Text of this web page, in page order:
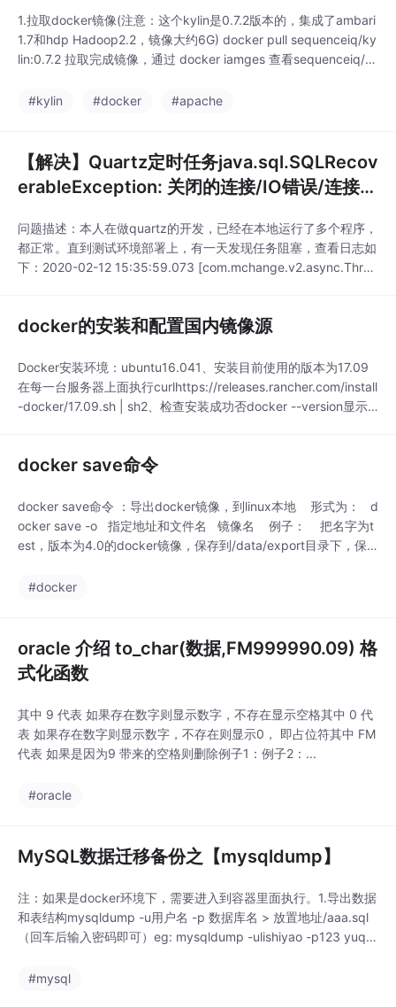
1.拉取docker镜像(注意：这个kylin是0.7.2版本的，集成了ambari
1.7和hdp Hadoop2.2，镜像大约6G) docker pull sequenceiq/ky
lin:0.7.2 拉取完成镜像，通过 docker iamges 查看sequenceiq/k
令...
#kylin #docker #apache
【解决】Quartz定时任务java.sql.SQLRecov
erableException: 关闭的连接/IO错误/连接超
问题描述：本人在做quartz的开发，已经在本地运行了多个程序，
都正常。直到测试环境部署上，有一天发现任务阻塞，查看日志如
下：2020-02-12 15:35:59.073 [com.mchange.v2.async.Threa
docker的安装和配置国内镜像源
Docker安装环境：ubuntu16.041、安装目前使用的版本为17.09
在每一台服务器上面执行curlhttps://releases.rancher.com/install
-docker/17.09.sh | sh2、检查安装成功否docker --version显示
docker save命令
docker save命令 ：导出docker镜像，到linux本地 形式为： d
ocker save -o 指定地址和文件名 镜像名 例子： 把名字为t
est，版本为4.0的docker镜像，保存到/data/export目录下，保
es...
#docker
oracle 介绍 to_char(数据,FM999990.09) 格
式化函数
其中 9 代表 如果存在数字则显示数字，不存在显示空格其中 0 代
表 如果存在数字则显示数字，不存在则显示0， 即占位符其中 FM
代表 如果是因为9 带来的空格则删除例子1：例子2：...
#oracle
MySQL数据迁移备份之【mysqldump】
注：如果是docker环境下，需要进入到容器里面执行。1.导出数据
和表结构mysqldump -u用户名 -p 数据库名 > 放置地址/aaa.sql
（回车后输入密码即可）eg: mysqldump -ulishiyao -p123 yuqin
#mysql